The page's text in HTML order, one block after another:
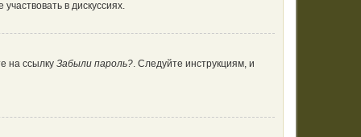
в дискуссиях.
на ссылку Забыли пароль?. Следуйте инструкциям, и